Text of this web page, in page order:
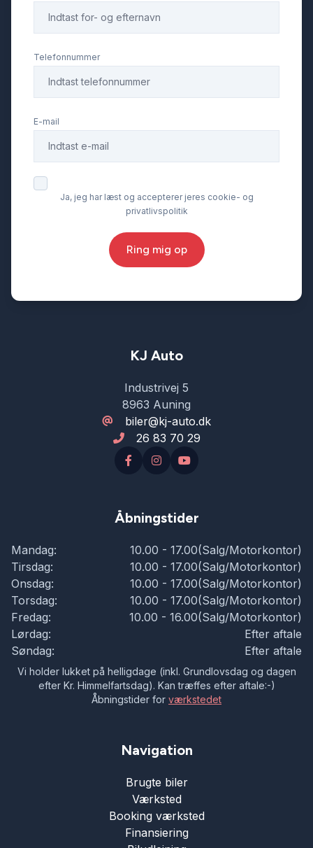
Telefonnummer
E-mail
Ja, jeg har læst og accepterer jeres cookie- og
privatlivspolitik
Ring mig op
KJ Auto
Industrivej 5
8963 Auning
biler@kj-auto.dk
26 83 70 29
Åbningstider
Mandag:
10.00 - 17.00(Salg/Motorkontor)
Tirsdag:
10.00 - 17.00(Salg/Motorkontor)
Onsdag:
10.00 - 17.00(Salg/Motorkontor)
Torsdag:
10.00 - 17.00(Salg/Motorkontor)
Fredag:
10.00 - 16.00(Salg/Motorkontor)
Lørdag:
Efter aftale
Søndag:
Efter aftale
Vi holder lukket på helligdage (inkl. Grundlovsdag og dagen
efter Kr. Himmelfartsdag). Kan træffes efter aftale:-)
Åbningstider for værkstedet
Navigation
Brugte biler
Værksted
Booking værksted
Finansiering